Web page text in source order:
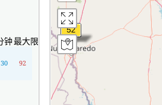
钟最大限度
30 92